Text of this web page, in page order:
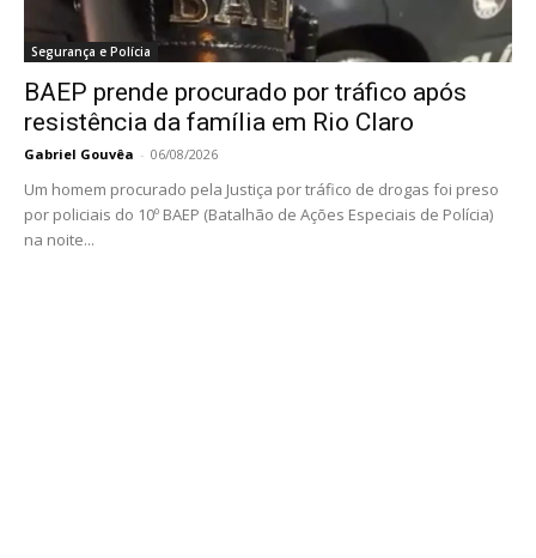
Segurança e Polícia
BAEP prende procurado por tráfico após
resistência da família em Rio Claro
Gabriel Gouvêa - 06/08/2026
Um homem procurado pela Justiça por tráfico de drogas foi preso
por policiais do 10º BAEP (Batalhão de Ações Especiais de Polícia)
na noite...